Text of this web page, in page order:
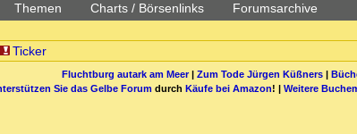
Themen Charts / Börsenlinks Forumsarchive
Ticker
Fluchtburg autark am Meer| Zum Tode Jürgen Küßners|
Sie das Gelbe Forum durch Käufe bei Amazon! | Weitere